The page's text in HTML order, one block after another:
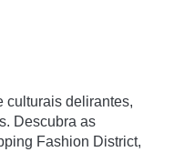
culturais delirantes,
Descubra as
Fashion District,